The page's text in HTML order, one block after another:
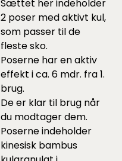
Sættet her indeholder
2 poser med aktivt kul,
som passer til de
fleste sko.
Poserne har en aktiv
effekt i ca. 6 mdr. fra 1.
brug.
De er klar til brug når
du modtager dem.
Poserne indeholder
kinesisk bambus